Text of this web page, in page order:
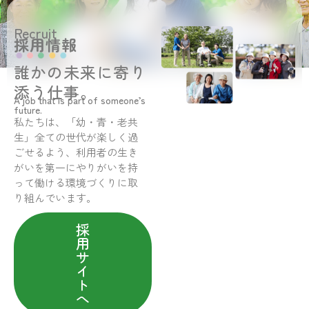
Recruit
採用情報
誰かの未来に寄り
添う仕事。
A job that is part of someone’s
future.
私たちは、「幼・青・老共
生」全ての世代が楽しく過
ごせるよう、利用者の生き
がいを第一にやりがいを持
って働ける環境づくりに取
り組んでいます。
採
用
サ
イ
ト
へ